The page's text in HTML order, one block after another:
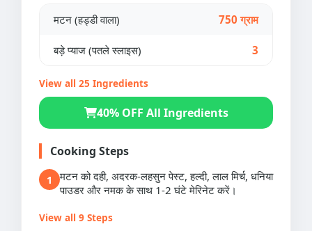
मटन (हड्डी वाला) 750 ग्राम
बड़े प्याज (पतले स्लाइस) 3
View all 25 Ingredients
40% OFF All Ingredients
Cooking Steps
1
मटन को दही, अदरक-लहसुन पेस्ट, हल्दी, लाल मिर्च, धनिया
पाउडर और नमक के साथ 1-2 घंटे मेरिनेट करें।
View all 9 Steps